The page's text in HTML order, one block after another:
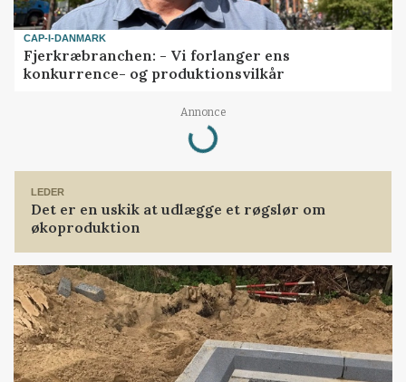
CAP-I-DANMARK
Fjerkræbranchen: - Vi forlanger ens
konkurrence- og produktionsvilkår
Annonce
Loading...
LEDER
Det er en uskik at udlægge et røgslør om
økoproduktion